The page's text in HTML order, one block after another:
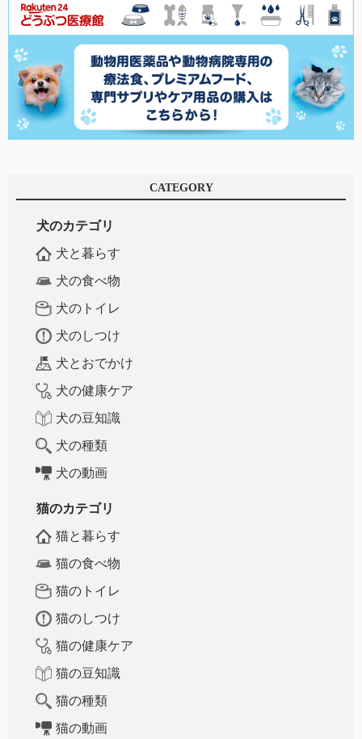
CATEGORY
犬のカテゴリ
犬と暮らす
犬の食べ物
犬のトイレ
犬のしつけ
犬とおでかけ
犬の健康ケア
犬の豆知識
犬の種類
犬の動画
猫のカテゴリ
猫と暮らす
猫の食べ物
猫のトイレ
猫のしつけ
猫の健康ケア
猫の豆知識
猫の種類
猫の動画